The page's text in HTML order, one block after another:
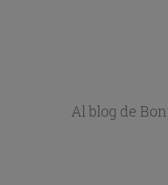
Al blog de